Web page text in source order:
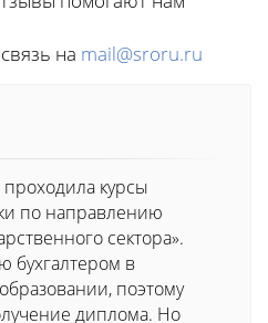
на mail@sroru.ru
курсы
по направлению
сектора».
бухгалтером в
поэтому
диплома. Но